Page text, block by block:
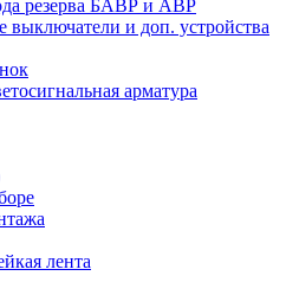
резерва БАВР и АВР
выключатели и доп. устройства
арматура
лента